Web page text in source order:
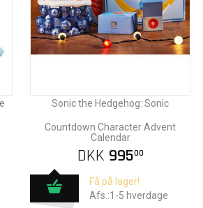
Sonic the Hedgehog: Sonic
Countdown Character Advent
Calendar
DKK 99500
Få på lager!
Afs.:1-5 hverdage